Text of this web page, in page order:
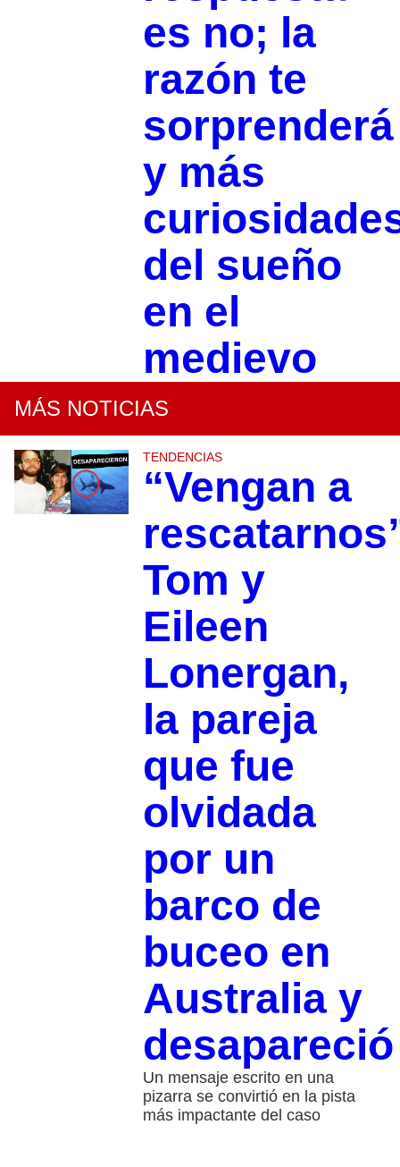
es no; la
razón te
sorprenderá
y más
del sueño
en el
medievo
MÁS NOTICIAS
TENDENCIAS
“Vengan a
Tom y
Eileen
Lonergan,
la pareja
que fue
olvidada
por un
barco de
buceo en
Australia y
desapareció
Un mensaje escrito en una
pizarra se convirtió en la pista
más impactante del caso